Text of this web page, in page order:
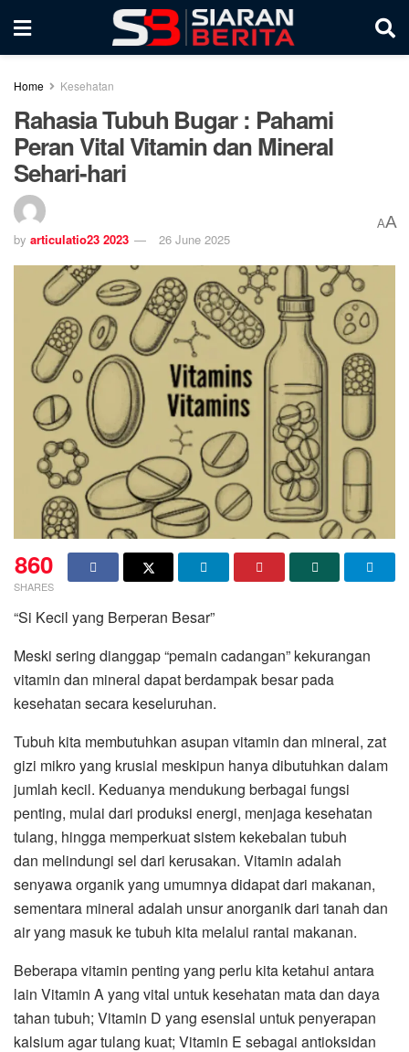
Home Kesehatan
Rahasia Tubuh Bugar : Pahami
Peran Vital Vitamin dan Mineral
Sehari-hari
by articulatio23 2023 26 June 2025
AA
860
SHARES
“Si Kecil yang Berperan Besar”
Meski sering dianggap “pemain cadangan” kekurangan
vitamin dan mineral dapat berdampak besar pada
kesehatan secara keseluruhan.
Tubuh kita membutuhkan asupan vitamin dan mineral, zat
gizi mikro yang krusial meskipun hanya dibutuhkan dalam
jumlah kecil. Keduanya mendukung berbagai fungsi
penting, mulai dari produksi energi, menjaga kesehatan
tulang, hingga memperkuat sistem kekebalan tubuh
dan melindungi sel dari kerusakan. Vitamin adalah
senyawa organik yang umumnya didapat dari makanan,
sementara mineral adalah unsur anorganik dari tanah dan
air yang masuk ke tubuh kita melalui rantai makanan.
Beberapa vitamin penting yang perlu kita ketahui antara
lain Vitamin A yang vital untuk kesehatan mata dan daya
tahan tubuh; Vitamin D yang esensial untuk penyerapan
kalsium agar tulang kuat; Vitamin E sebagai antioksidan